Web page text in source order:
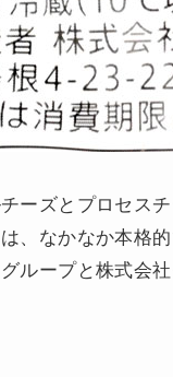
ーズとプロセス
、なかなか本格
ループと株式会